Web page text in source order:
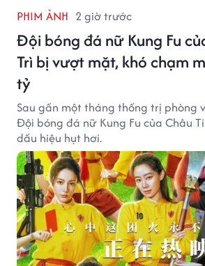
PHIM ẢNH 2 giờ trước
Đội bóng đá nữ Kung Fu
Trì bị vượt mặt, khó chạm
tỷ
Sau gần một tháng thống trị phòng
Đội bóng đá nữ Kung Fu của Châu
dấu hiệu hụt hơi.